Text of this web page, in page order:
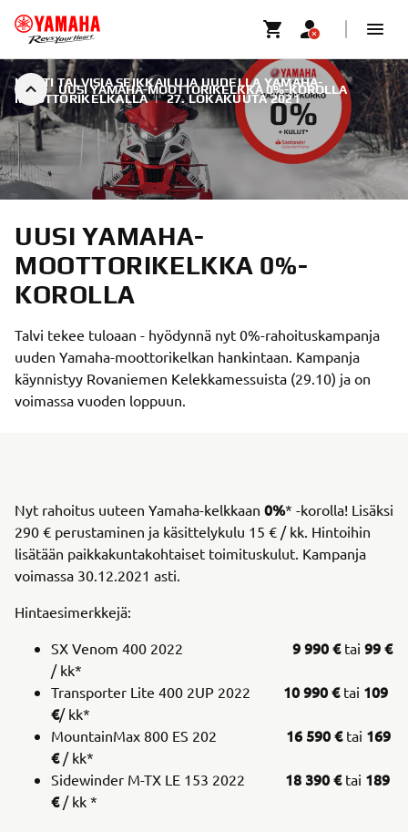
UUSI YAMAHA-MOOTTORIKELKKA 0%-KOROLLA
KOHTI TALVISIA SEIKKAILUJA UUDELLA YAMAHA-
MOOTTORIKELKALLA | 27. LOKAKUUTA 2021
UUSI YAMAHA-
MOOTTORIKELKKA 0%-
KOROLLA
Talvi tekee tuloaan - hyödynnä nyt 0%-rahoituskampanja
uuden Yamaha-moottorikelkan hankintaan. Kampanja
käynnistyy Rovaniemen Kelekkamessuista (29.10) ja on
voimassa vuoden loppuun.
Nyt rahoitus uuteen Yamaha-kelkkaan 0%* -korolla! Lisäksi
290 € perustaminen ja käsittelykulu 15 € / kk. Hintoihin
lisätään paikkakuntakohtaiset toimituskulut. Kampanja
voimassa 30.12.2021 asti.
Hintaesimerkkejä:
SX Venom 400 2022 9 990 €tai 99 €
/ kk*
Transporter Lite 400 2UP 2022 10 990 €tai 109
€/ kk*
MountainMax 800 ES 202 16 590 €tai 169
€ / kk*
Sidewinder M-TX LE 153 2022 18 390 €tai 189
€/ kk *